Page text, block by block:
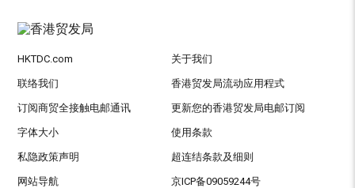
HKTDC.com 关于我们
联络我们 香港贸发局流动应用程式
订阅商贸全接触电邮通讯 更新您的香港贸发局电邮订阅
字体大小 使用条款
私隐政策声明 超连结条款及细则
网站导航 京ICP备09059244号